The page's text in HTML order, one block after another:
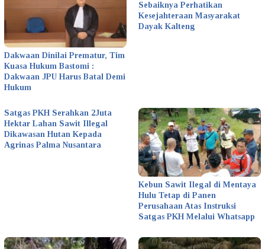
Dakwaan Dinilai Prematur, Tim
Kuasa Hukum Bastomi :
Dakwaan JPU Harus Batal Demi
Hukum
Sebaiknya Perhatikan
Kesejahteraan Masyarakat
Dayak Kalteng
Satgas PKH Serahkan 2Juta
Hektar Lahan Sawit Illegal
Dikawasan Hutan Kepada
Agrinas Palma Nusantara
Kebun Sawit Ilegal di Mentaya
Hulu Tetap di Panen
Perusahaan Atas Instruksi
Satgas PKH Melalui Whatsapp